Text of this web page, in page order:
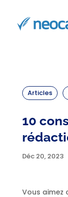
Articles
10
Déc 20, 2023
Vous aimez